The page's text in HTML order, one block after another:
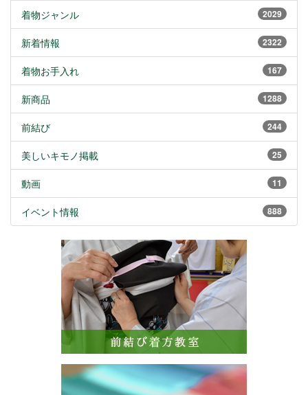
2029
着物ジャンル
2322
新着情報
167
着物お手入れ
1288
新商品
244
前結び
25
美しいキモノ掲載
11
動画
888
イベント情報